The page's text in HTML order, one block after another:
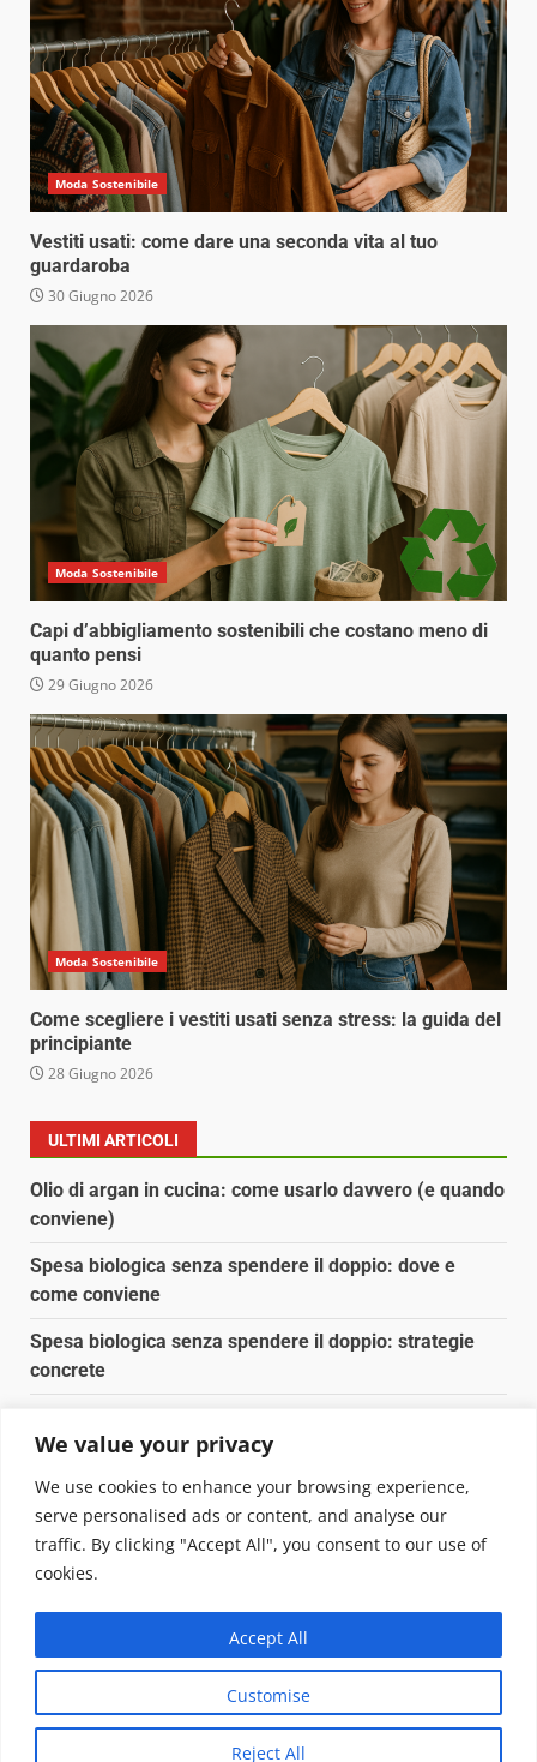
We value your privacy
We use cookies to enhance your browsing experience,
serve personalised ads or content, and analyse our
traffic. By clicking "Accept All", you consent to our use of
cookies.
Customise
Reject All
Accept All
Moda Sostenibile
Vestiti usati: come dare una seconda vita al tuo
guardaroba
30 Giugno 2026
Moda Sostenibile
Capi d’abbigliamento sostenibili che costano meno di
quanto pensi
29 Giugno 2026
Moda Sostenibile
Come scegliere i vestiti usati senza stress: la guida del
principiante
28 Giugno 2026
ULTIMI ARTICOLI
Olio di argan in cucina: come usarlo davvero (e quando
conviene)
Spesa biologica senza spendere il doppio: dove e
come conviene
Spesa biologica senza spendere il doppio: strategie
concrete
Pulizia naturale della casa: 3 ingredienti che
sostituiscono 10 prodotti chimici
Copyright © 2025 Biopianeta.it proprietà di Jws Media
Questo blog non è una testata giornalistica, in quanto
viene aggiornato senza alcuna periodicità. Non può
pertanto considerarsi un prodotto editoriale ai sensi
della legge n. 62 del 07.03.2001|DarkNewsvon AF
themes.